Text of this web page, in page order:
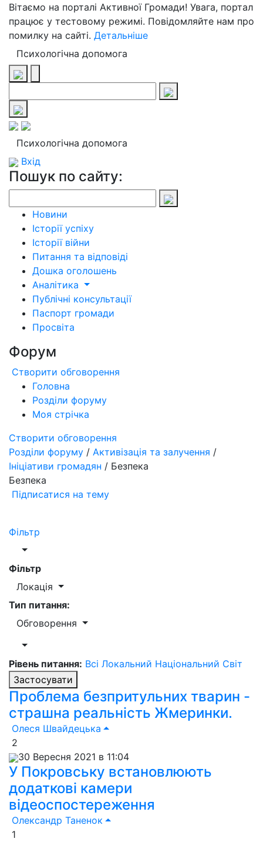
Вітаємо на порталі Активної Громади! Увага, портал
працює у тестовому режимі. Повідомляйте нам про
помилку на сайті. Детальніше
Психологічна допомога
Психологічна допомога
Вхід
Пошук по сайту:
Новини
Історії успіху
Історії війни
Питання та відповіді
Дошка оголошень
Аналітика
Публічні консультації
Паспорт громади
Просвіта
Форум
Створити обговорення
Головна
Розділи форуму
Моя стрічка
Створити обговорення
Розділи форуму / Активізація та залучення /
Ініціативи громадян / Безпека
Безпека
Підписатися на тему
Фільтр
Фільтр
Локація
Тип питання:
Обговорення
Рівень питання: Всі Локальний Національний Світ
Застосувати
Проблема безпритульних тварин -
страшна реальність Жмеринки.
Олеся Швайдецька
2
30 Вересня 2021 в 11:04
У Покровську встановлюють
додаткові камери
відеоспостереження
Олександр Таненок
1